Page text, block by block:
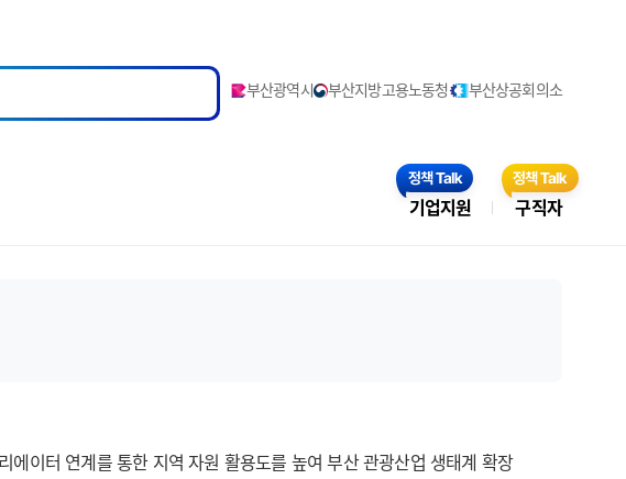
부산광역시 부산지방고용노동청 부산상공회의소
기업지원 구직자
이터 연계를 통한 지역 자원 활용도를 높여 부산 관광산업 생태계 확장